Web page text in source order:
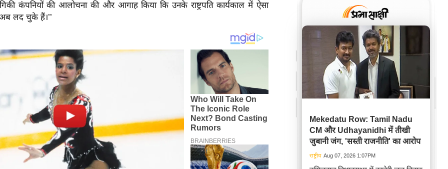
कंपनियों की आलोचना की और आगाह किया कि उनके राष्ट्रपति कार्यकाल में ऐसा
लद चुके हैं।’’
Mekedatu Row: Tamil Nadu
CM और Udhayanidhi में तीखी
जुबानी जंग, 'सस्ती राजनीति' का आरोप
राष्ट्रीय Aug 07, 2026 1:07PM